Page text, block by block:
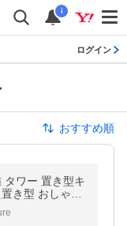
i
ログイン
おすすめ順
タワー 置き型キ
き型 おしゃれ
キャットタワ